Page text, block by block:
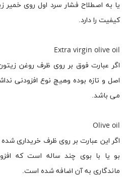
یا به اصطلاح فشار سرد اول روی
کیفیت را دارد.
Extra virgin olive oil
اگر عبارت فوق بر روی ظرف روغن
اصل و تازه بوده وهیچ نوع افزودنی
می باشد.
Olive oil
اگر این عبارت بر روی ظرف خریداری
بو یا با بوی چند ساله است که
ماندگاری به آن اضافه شده است.